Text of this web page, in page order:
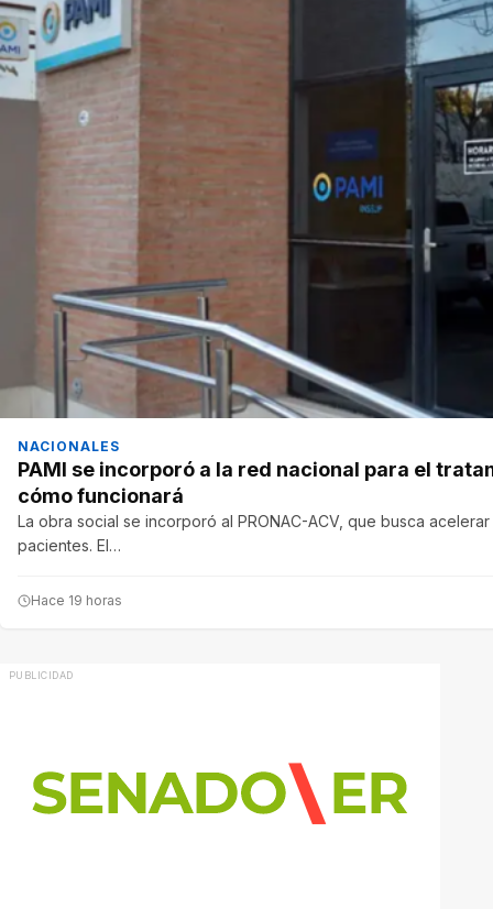
NACIONALES
PAMI se incorporó a la red nacional para el
cómo funcionará
La obra social se incorporó al PRONAC-ACV, que busca
pacientes. El…
Hace 19 horas